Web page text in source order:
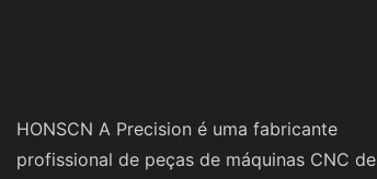
HONSCN A Precision é uma fabricante
profissional de peças de máquinas CNC de